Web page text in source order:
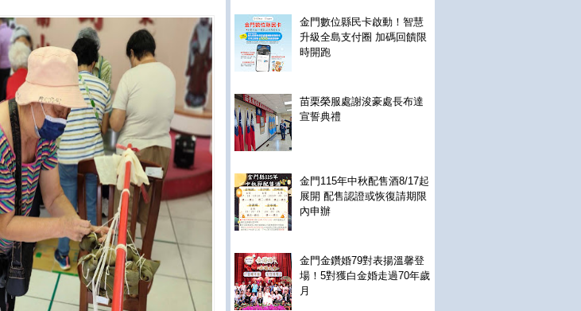
金門數位縣民卡啟動！智慧
升級全島支付圈 加碼回饋限
時開跑
苗栗榮服處謝浚豪處長布達
宣誓典禮
金門115年中秋配售酒8/17起
展開 配售認證或恢復請期限
內申辦
金門金鑽婚79對表揚溫馨登
場！5對獲白金婚走過70年歲
月